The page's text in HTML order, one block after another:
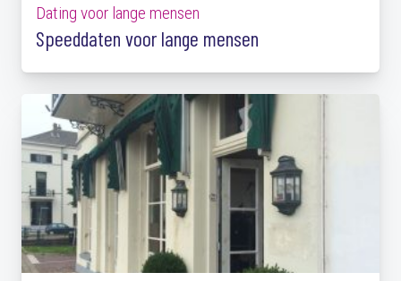
Dating voor lange mensen
Speeddaten voor lange mensen